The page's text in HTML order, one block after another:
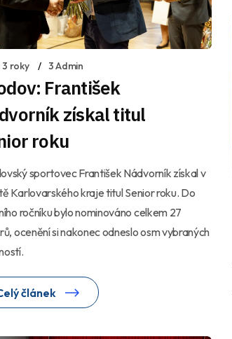
3 roky 3 Admin
František
získal titul
roku
sportovec František Nádvorník získal v
Karlovarského kraje titul Senior roku. Do
ročníku bylo nominováno celkem 27
ocenění si nakonec odneslo osm vybraných
článek